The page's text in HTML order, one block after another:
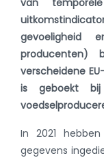
van
gevoeligheid
verscheidene
is geboekt
In 2021
gegevens